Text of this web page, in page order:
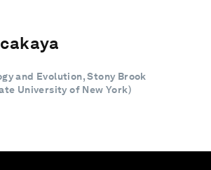
and Evolution, Stony Brook
University of New York)